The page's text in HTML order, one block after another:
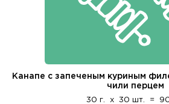
Канапе с запеченым куриным
чили перцем
30 г. x 30 шт. =